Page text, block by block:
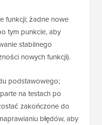
funkcji; żadne nowe
tym punkcie, aby
stabilnego
nowych funkcji).
podstawowego;
na testach po
zakończone do
błędów, aby